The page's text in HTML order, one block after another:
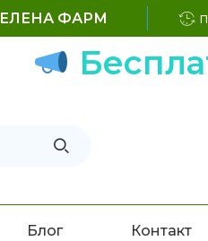
ЕЛЕНА ФАРМ
Блог Контакт